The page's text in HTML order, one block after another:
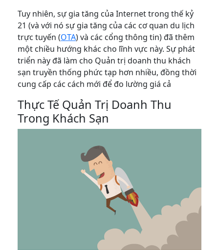
Tuy nhiên, sự gia tăng của Internet trong thế kỷ
21 (và với nó sự gia tăng của các cơ quan du lịch
trực tuyến (OTA) và các cổng thông tin) đã thêm
một chiều hướng khác cho lĩnh vực này. Sự phát
triển này đã làm cho Quản trị doanh thu khách
sạn truyền thống phức tạp hơn nhiều, đồng thời
cung cấp các cách mới để đo lường giá cả
Thực Tế Quản Trị Doanh Thu
Trong Khách Sạn